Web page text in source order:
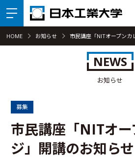
HOME お知らせ 市民講座「NITオープンカ
NEWS
お知らせ
募集
市民講座「NITオー
ジ」開講のお知らせ